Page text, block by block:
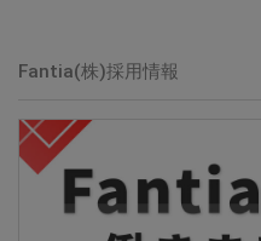
Fantia(株)採用情報